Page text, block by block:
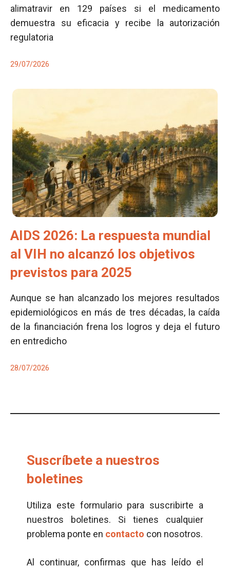
alimatravir en 129 países si el medicamento
demuestra su eficacia y recibe la autorización
regulatoria
29/07/2026
AIDS 2026: La respuesta mundial
al VIH no alcanzó los objetivos
previstos para 2025
Aunque se han alcanzado los mejores resultados
epidemiológicos en más de tres décadas, la caída
de la financiación frena los logros y deja el futuro
en entredicho
28/07/2026
Suscríbete a nuestros
boletines
Utiliza este formulario para suscribirte a
nuestros boletines. Si tienes cualquier
problema ponte en contacto con nosotros.
Al continuar, confirmas que has leído el